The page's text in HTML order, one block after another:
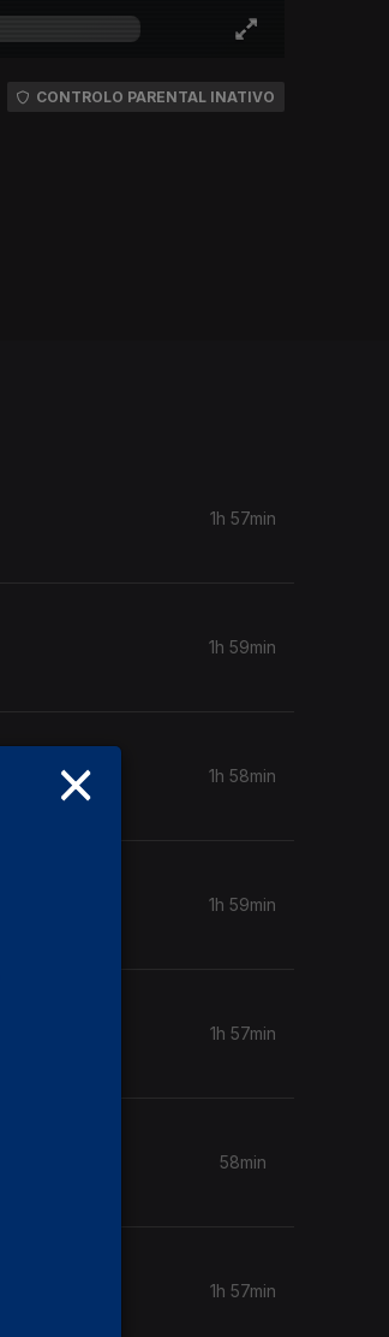
CONTROLO PARENTAL INATIVO
1h 57min
1h 59min
1h 58min
1h 59min
1h 57min
58min
1h 57min
×